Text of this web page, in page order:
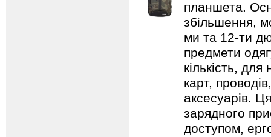
планшета.
збільшення,
ми та 12-ти
предмети
кількість,
карт,
аксесуарів.
зарядного
доступом,